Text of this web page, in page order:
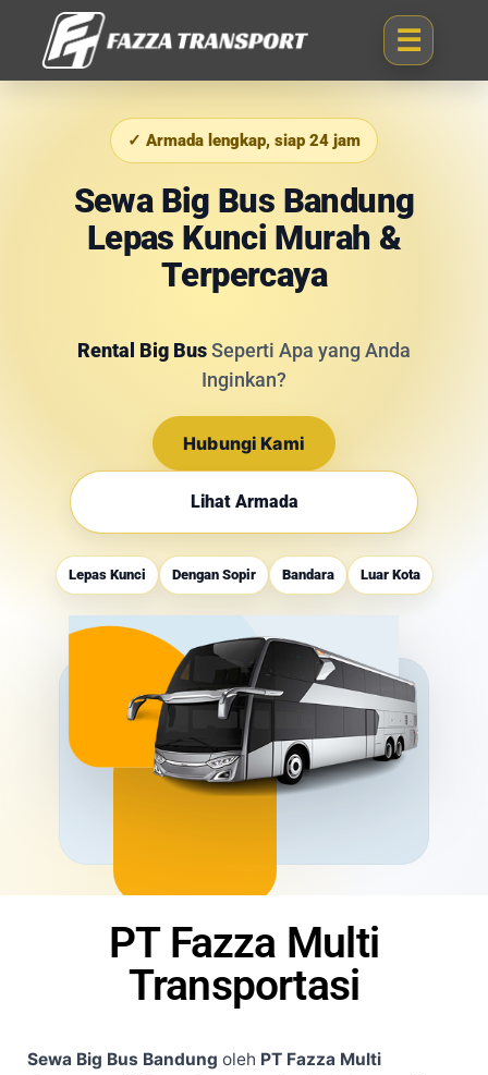
✓ Armada lengkap, siap 24 jam
Sewa Big Bus Bandung
Lepas Kunci Murah &
Terpercaya
Rental Big BusSeperti Apa yang Anda
Inginkan?
Hubungi Kami
Lihat Armada
Lepas Kunci Dengan Sopir Bandara Luar Kota
PT Fazza Multi
Transportasi
Sewa Big Bus Bandung oleh PT Fazza Multi